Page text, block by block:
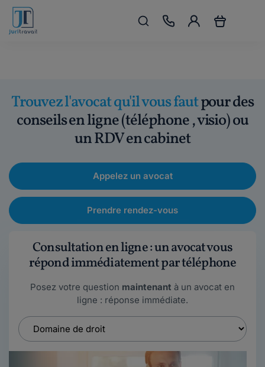
Trouvez l'avocat qu'il vous fautpour des
conseils en ligne (téléphone , visio) ou
un RDV en cabinet
Appelez un avocat
Prendre rendez-vous
Consultation en ligne : un avocat vous
répond immédiatement par téléphone
Posez votre question maintenant à un avocat en
ligne : réponse immédiate.